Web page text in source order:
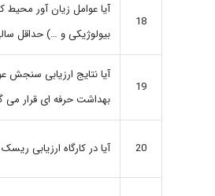
18
آیا عوامل زیان آور محیط
بیولوژیکی و …) حداقل
19
آیا نتایج ارزیابی سنجش
بهداشت حرفه ای قرار می
20 آیا در کارگاه ارزیابی